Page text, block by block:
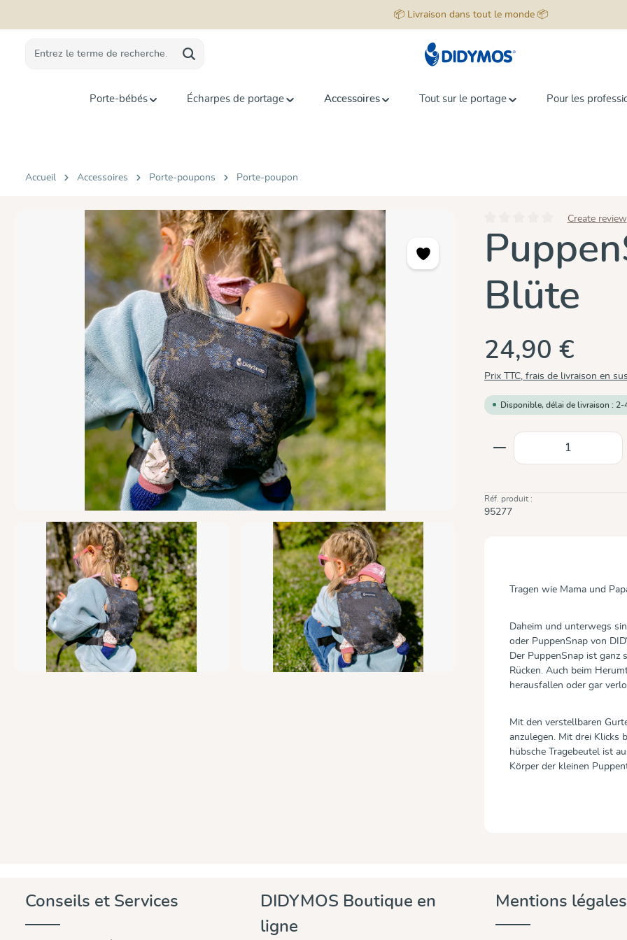
📦 Livraison dans tout le monde 📦
Porte-bébés Écharpes de portage Accessoires Tout sur le portage Pour les
Accueil Accessoires Porte-poupons Porte-poupon
Ignorer la galerie d'images
Note moyenne de 0 sur 5 étoiles
Create review
Blüte
24,90 €
Prix TTC, frais de livraison en sus
Disponible, délai de livraison : 2-
Quantité de
Réf. produit :
95277
Tragen wie Mama und
Daheim und unterwegs
oder PuppenSnap von
Der PuppenSnap ist ganz
Rücken. Auch beim
herausfallen oder gar
Mit den verstellbaren
anzulegen. Mit drei Klicks
hübsche Tragebeutel ist
Körper der kleinen
Conseils et Services
DIDYMOS Boutique en
ligne
Mentions légales